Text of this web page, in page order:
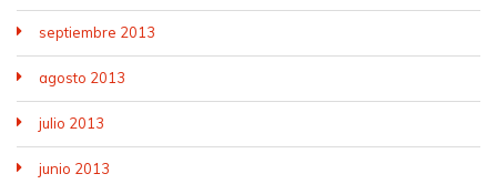
septiembre 2013
agosto 2013
julio 2013
junio 2013